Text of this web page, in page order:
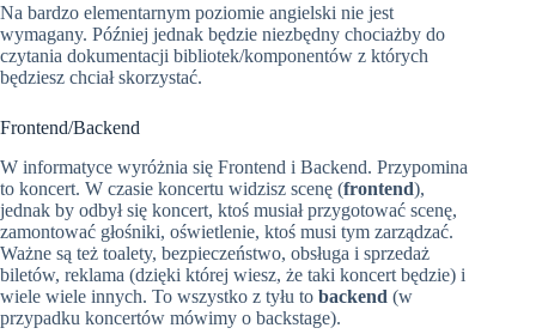
Na bardzo elementarnym poziomie angielski nie jest
wymagany. Później jednak będzie niezbędny chociażby do
czytania dokumentacji bibliotek/komponentów z których
będziesz chciał skorzystać.
Frontend/Backend
W informatyce wyróżnia się Frontend i Backend. Przypomina
to koncert. W czasie koncertu widzisz scenę (frontend),
jednak by odbył się koncert, ktoś musiał przygotować scenę,
zamontować głośniki, oświetlenie, ktoś musi tym zarządzać.
Ważne są też toalety, bezpieczeństwo, obsługa i sprzedaż
biletów, reklama (dzięki której wiesz, że taki koncert będzie) i
wiele wiele innych. To wszystko z tyłu to backend (w
przypadku koncertów mówimy o backstage).